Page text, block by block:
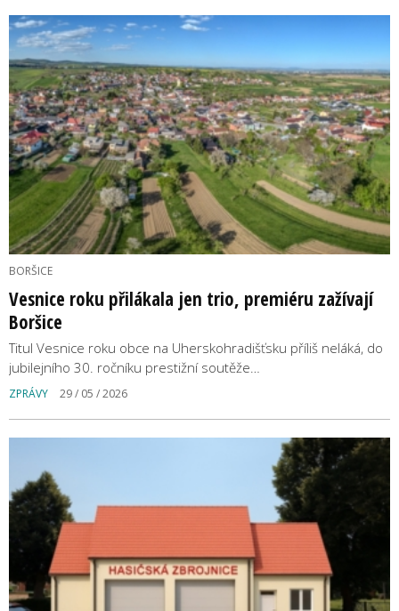
BORŠICE
Vesnice roku přilákala jen trio, premiéru zažívají
Boršice
Titul Vesnice roku obce na Uherskohradišťsku příliš neláká, do
jubilejního 30. ročníku prestižní soutěže…
ZPRÁVY 29 / 05 / 2026